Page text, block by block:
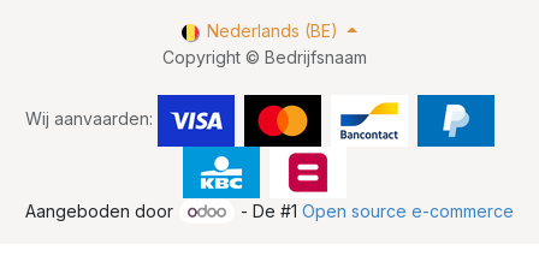
Copyright © Bedrijfsnaam
Wij aanvaarden:
Nederlands (BE)
Aangeboden door - De #1Open source e-commerce